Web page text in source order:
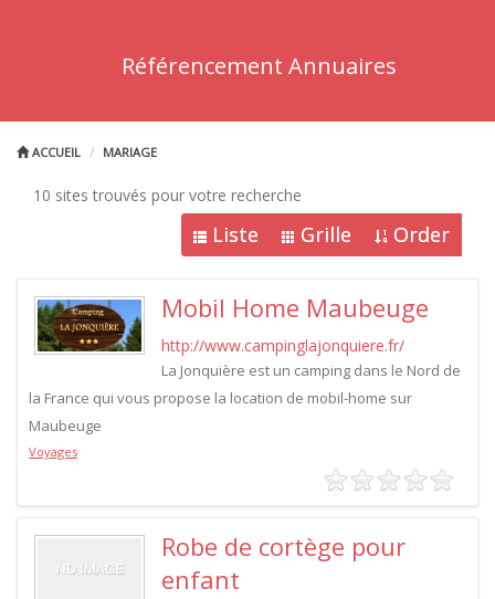
Référencement Annuaires
ACCUEIL MARIAGE
10 sites trouvés pour votre recherche
Liste Grille Order
Mobil Home Maubeuge
http://www.campinglajonquiere.fr/
La Jonquière est un camping dans le Nord de
la France qui vous propose la location de mobil-home sur
Maubeuge
Voyages
Robe de cortège pour
enfant